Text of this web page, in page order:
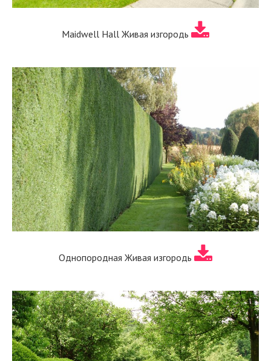
Maidwell Hall Живая изгородь
Однопородная Живая изгородь